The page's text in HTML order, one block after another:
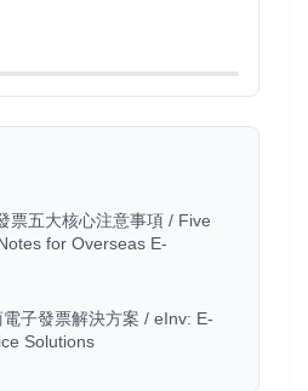
票五大核心注意事項 / Five
for Overseas E-
子發票解決方案 / eInv: E-
Solutions